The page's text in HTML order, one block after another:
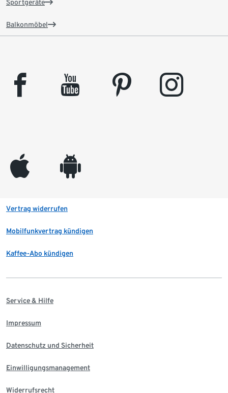
Sportgeräte
Balkonmöbel
facebook youtube pinterest instagram
appleinc android
Vertrag widerrufen
Mobilfunkvertrag kündigen
Kaffee-Abo kündigen
Service & Hilfe
Impressum
Datenschutz und Sicherheit
Einwilligungsmanagement
Widerrufsrecht